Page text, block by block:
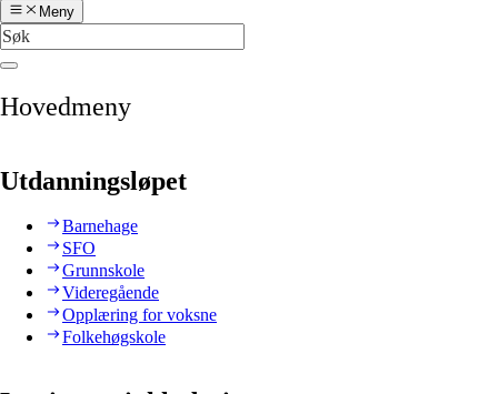
Meny
Hovedmeny
Utdanningsløpet
Barnehage
SFO
Grunnskole
Videregående
Opplæring for voksne
Folkehøgskole